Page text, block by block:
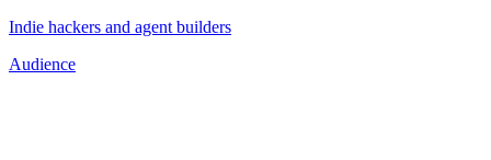
Indie hackers and agent builders
Audience